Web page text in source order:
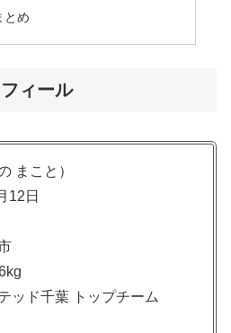
とめ
ィール
まこと）
12日
ッド千葉 トップチーム